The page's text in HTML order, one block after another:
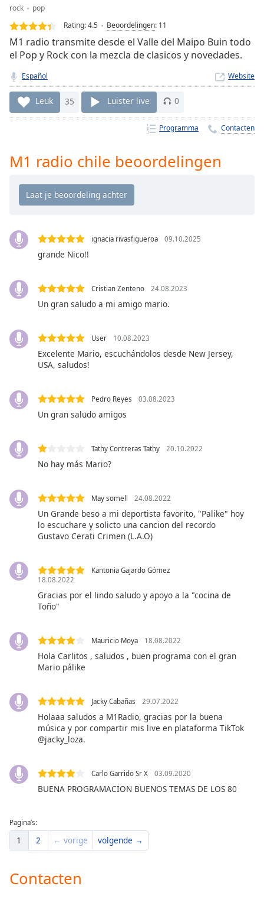
Loaded :
0.00%
Stream
TypeLIVE
live,
currently
behind
LIVE
Remaining
Rate
Chapters
Descriptions
descriptions
off
selected
Subtitles
subtitles
settings,
subtitles
settings
dialog
off
selected
Picture-
Fullscreen
Beginning
will
cancel
window.
Opacity
Text
Background
rock
pop
Rating:4.5 Beoordelingen: 11
M1 radio transmite desde el Valle del Maipo Buin todo
el Pop y Rock con la mezcla de clasicos y novedades.
Español Website
Leuk 35 Luister live 0
Programma Contacten
M1 radio chile beoordelingen
ignacia rivasfigueroa 09.10.2025
grande Nico!!
Cristian Zenteno 24.08.2023
Un gran saludo a mi amigo mario.
User 10.08.2023
Excelente Mario, escuchándolos desde New Jersey,
USA, saludos!
Pedro Reyes 03.08.2023
Un gran saludo amigos
Tathy Contreras Tathy 20.10.2022
No hay más Mario?
May somell 24.08.2022
Un Grande beso a mi deportista favorito, "Palike" hoy
lo escuchare y solicto una cancion del recordo
Gustavo Cerati Crimen (L.A.O)
Kantonia Gajardo Gómez
18.08.2022
Gracias por el lindo saludo y apoyo a la "cocina de
Toño"
Mauricio Moya 18.08.2022
Hola Carlitos , saludos , buen programa con el gran
Mario pálike
Jacky Cabañas 29.07.2022
Holaaa saludos a M1Radio, gracias por la buena
música y por compartir mis live en plataforma TikTok
@jacky_loza.
Carlo Garrido Sr X 03.09.2020
BUENA PROGRAMACION BUENOS TEMAS DE LOS 80
Pagina’s:
1 2 ← vorige volgende →
Contacten